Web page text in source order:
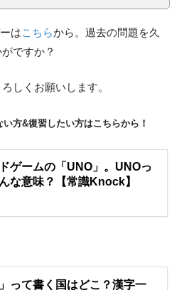
はこちらから。過去の問題を久
ですか？
ろしくお願いします。
方&復習したい方はこちらから！
ゲームの「UNO」。UNOっ
な意味？【常識Knock】
」って書く国はどこ？漢字一